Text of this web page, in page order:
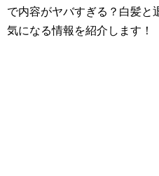
で内容がヤバすぎる？白髪と
気になる情報を紹介します！